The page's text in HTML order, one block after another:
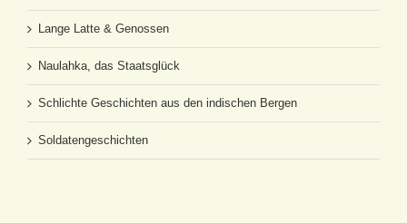
Lange Latte & Genossen
Naulahka, das Staatsglück
Schlichte Geschichten aus den indischen Bergen
Soldatengeschichten